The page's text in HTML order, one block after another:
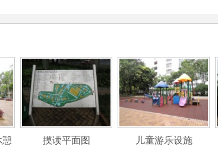
憩
摸读平面图 儿童游乐设施